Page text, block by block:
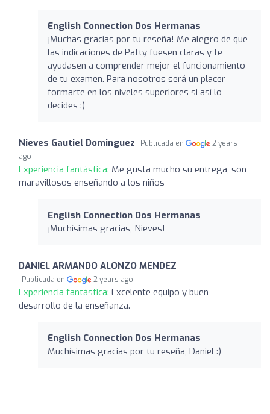
English Connection Dos Hermanas
¡Muchas gracias por tu reseña! Me alegro de que
las indicaciones de Patty fuesen claras y te
ayudasen a comprender mejor el funcionamiento
de tu examen. Para nosotros será un placer
formarte en los niveles superiores si así lo
decides :)
Nieves Gautiel Dominguez Publicada en
2 years
ago
Experiencia fantástica: Me gusta mucho su entrega, son
maravillosos enseñando a los niños
English Connection Dos Hermanas
¡Muchísimas gracias, Nieves!
DANIEL ARMANDO ALONZO MENDEZ
Publicada en 2 years ago
Experiencia fantástica: Excelente equipo y buen
desarrollo de la enseñanza.
English Connection Dos Hermanas
Muchísimas gracias por tu reseña, Daniel :)